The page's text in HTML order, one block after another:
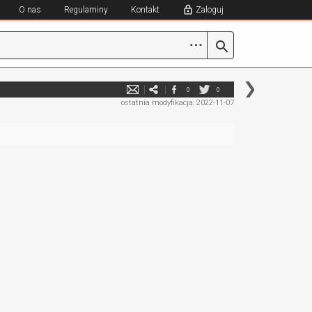
O nas Regulaminy Kontakt Zaloguj
⋯
0 0
ostatnia modyfikacja: 2022-11-07